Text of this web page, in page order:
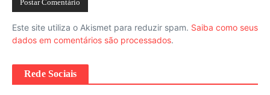
Este site utiliza o Akismet para reduzir spam. Saiba como seus
dados em comentários são processados.
Rede Sociais